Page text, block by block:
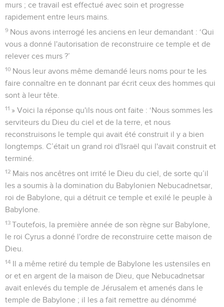
murs ; ce travail est effectué avec soin et progresse
rapidement entre leurs mains.
9 Nous avons interrogé les anciens en leur demandant : ‘Qui
vous a donné l'autorisation de reconstruire ce temple et de
relever ces murs ?’
10 Nous leur avons même demandé leurs noms pour te les
faire connaître en te donnant par écrit ceux des hommes qui
sont à leur tête.
11 » Voici la réponse qu'ils nous ont faite : ‘Nous sommes les
serviteurs du Dieu du ciel et de la terre, et nous
reconstruisons le temple qui avait été construit il y a bien
longtemps. C’était un grand roi d'Israël qui l'avait construit et
terminé.
12 Mais nos ancêtres ont irrité le Dieu du ciel, de sorte qu’il
les a soumis à la domination du Babylonien Nebucadnetsar,
roi de Babylone, qui a détruit ce temple et exilé le peuple à
Babylone.
13 Toutefois, la première année de son règne sur Babylone,
le roi Cyrus a donné l'ordre de reconstruire cette maison de
Dieu.
14 Il a même retiré du temple de Babylone les ustensiles en
or et en argent de la maison de Dieu, que Nebucadnetsar
avait enlevés du temple de Jérusalem et amenés dans le
temple de Babylone ; il les a fait remettre au dénommé